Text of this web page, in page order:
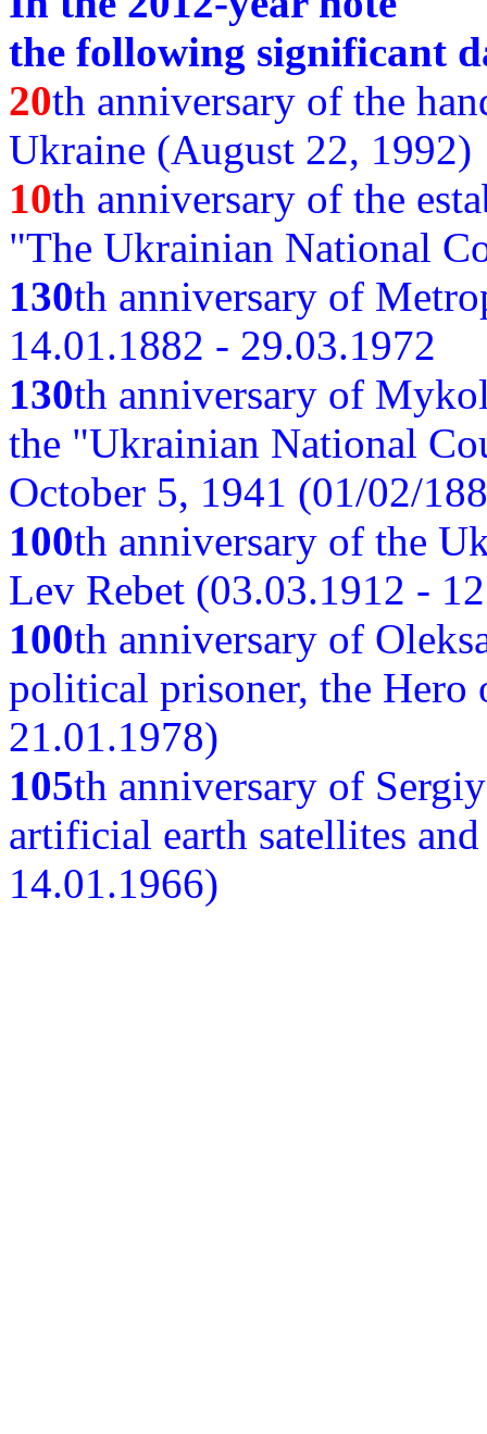
the following significant
20th anniversary of the
Ukraine (August 22, 1992)
10th anniversary of the
"The Ukrainian National
130th anniversary of
14.01.1882 - 29.03.1972
130th anniversary of
the "Ukrainian National
October 5, 1941 (01/02/
100th anniversary of the
Lev Rebet (03.03.1912 -
100th anniversary of
political prisoner, the
21.01.1978)
105th anniversary of
artificial earth satellites
14.01.1966)